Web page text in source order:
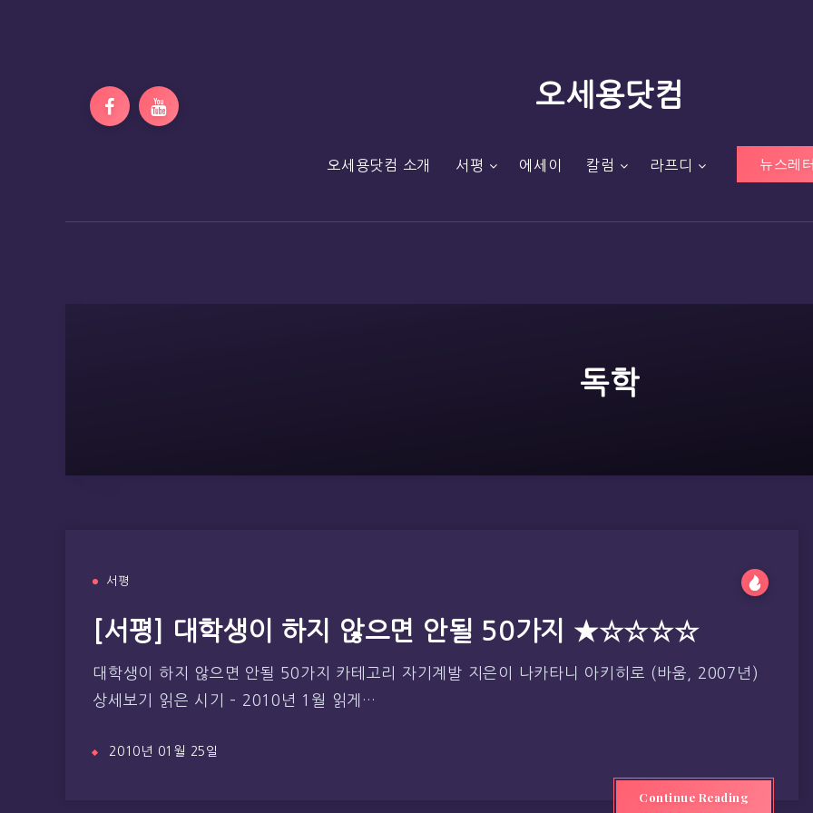
오세용닷컴
오세용닷컴 소개 서평 에세이 칼럼 라프디 뉴스레
독학
서평
[서평] 대학생이 하지 않으면 안될 50가지 ★☆☆☆☆
대학생이 하지 않으면 안될 50가지 카테고리 자기계발 지은이 나카타니 아키히로 (바움, 2007년)
상세보기 읽은 시기 – 2010년 1월 읽게…
2010년 01월 25일
Continue Reading